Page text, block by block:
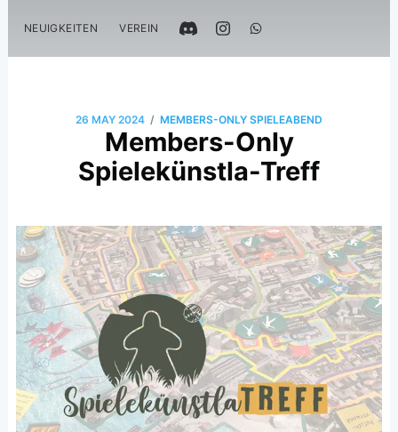
NEUIGKEITEN VEREIN
26 MAY 2024 / MEMBERS-ONLY SPIELEABEND
Members-Only
Spielekünstla-Treff